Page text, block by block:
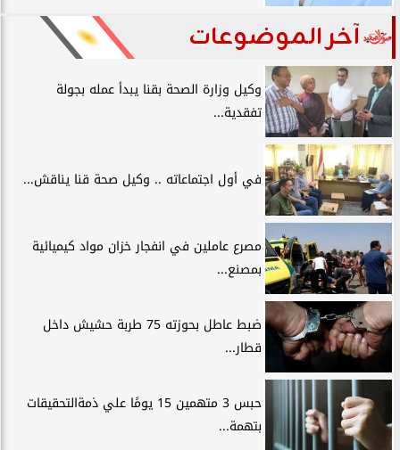
آخر الموضوعات
وكيل وزارة الصحة بقنا يبدأ عمله بجولة
تفقدية...
في أول اجتماعاته .. وكيل صحة قنا يناقش...
مصرع عاملين في انفجار خزان مواد كيميائية
بمصنع...
ضبط عاطل بحوزته 75 طربة حشيش داخل
قطار...
حبس 3 متهمين 15 يومًا علي ذمةالتحقيقات
بتهمة...